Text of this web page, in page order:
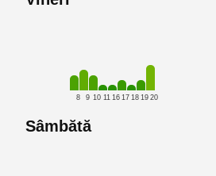
8 9 10 11 16 17 18 19 20
Sâmbătă